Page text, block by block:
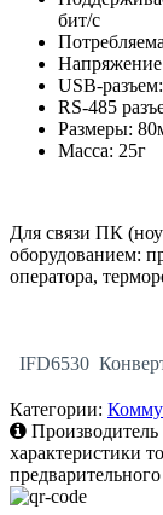
бит/с
USB-
RS-485
Размеры:
Масса: 25г
Для связи ПК
оборудованием:
оператора,
IFD6530
Категории:
Производитель
характеристики